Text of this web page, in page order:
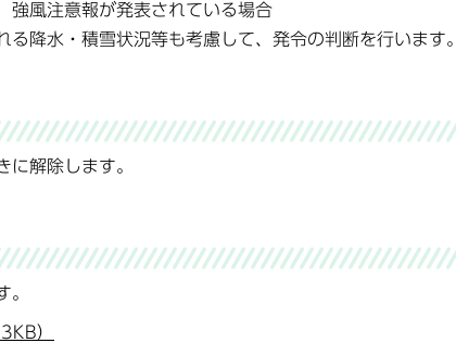
強風注意報が発表されている場合
る降水・積雪状況等も考慮して、発令の判断を行います。
に解除します。
。
）